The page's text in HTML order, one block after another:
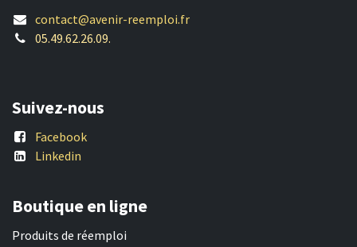
contact@avenir-reemploi.fr
05.49.62.26.09.
Suivez-nous
Facebook
Linkedin
Boutique en ligne
Produits de réemploi